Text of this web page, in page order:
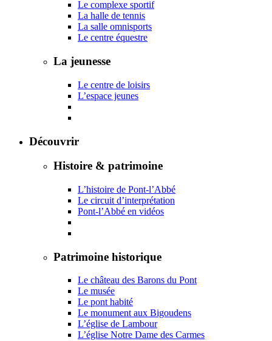
Le complexe sportif
La halle de tennis
La salle omnisports
Le centre équestre
La jeunesse
Le centre de loisirs
L’espace jeunes
Découvrir
Histoire & patrimoine
L’histoire de Pont-l’Abbé
Le circuit d’interprétation
Pont-l’Abbé en vidéos
Patrimoine historique
Le château des Barons du Pont
Le musée
Le pont habité
Le monument aux Bigoudens
L’église de Lambour
L’église Notre Dame des Carmes